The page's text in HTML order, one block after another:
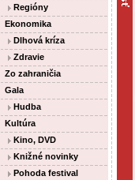
Regióny
Ekonomika
Dlhová kríza
Zdravie
Zo zahraničia
Gala
Hudba
Kultúra
Kino, DVD
Knižné novinky
Pohoda festival